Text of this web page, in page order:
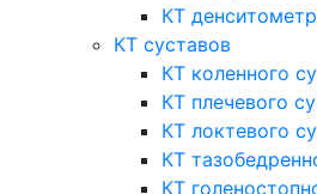
КТ
КТ суставов
КТ коленного
КТ плечевого
КТ локтевого
КТ
КТ